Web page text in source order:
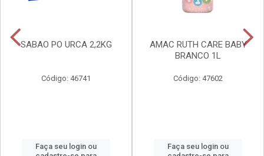
SABAO PO URCA 2,2KG
Código: 46741
Faça seu login ou
AMAC RUTH CARE BABY
BRANCO 1L
Código: 47602
Faça seu login ou